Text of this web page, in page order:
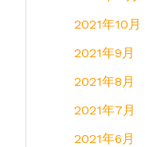
2021年10月
2021年9月
2021年8月
2021年7月
2021年6月